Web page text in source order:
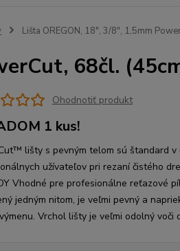
Lišta OREGON, 18", 3/8", 1,5mm
68čl.
Ohodnotiť produkt
1 kus!
lišty s pevným telom sú štandard v
užívateľov pri rezaní čistého
Vhodné pre profesionálne reťazové
jedným nitom, je veľmi pevný a
Vrchol lišty je veľmi odolný voči